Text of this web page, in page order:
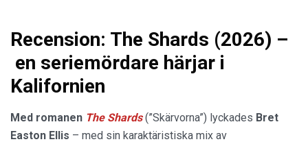
Recension: The Shards (2026) –
en seriemördare härjar i
Kalifornien
Med romanen The Shards(”Skärvorna”) lyckades Bret
Easton Ellis – med sin karaktäristiska mix av